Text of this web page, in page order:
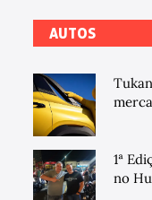
AUTOS
1ª
no